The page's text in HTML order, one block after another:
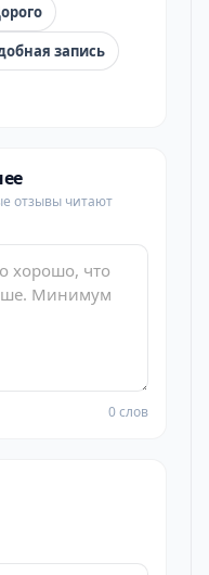
запись
отзывы читают
0 слов